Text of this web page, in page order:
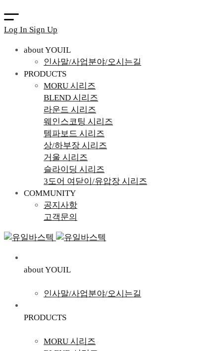
Log In Sign Up
about YOUIL
인사말/사업분야/오시는길
PRODUCTS
MORU 시리즈
BLEND 시리즈
라운드 시리즈
웨인스코팅 시리즈
템파보드 시리즈
상/하부장 시리즈
거울 시리즈
슬라이딩 시리즈
3도어 여닫이/유압장 시리즈
COMMUNITY
공지사항
고객문의
about YOUIL
인사말/사업분야/오시는길
PRODUCTS
MORU 시리즈